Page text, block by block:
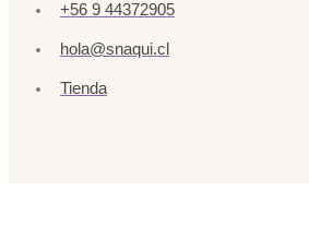
+56 9 44372905
hola@snaqui.cl
Tienda